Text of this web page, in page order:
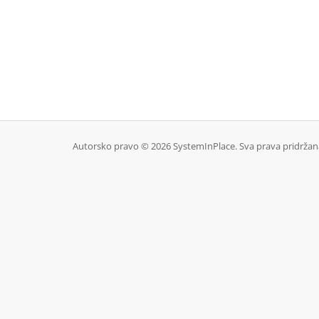
Autorsko pravo © 2026 SystemInPlace. Sva prava